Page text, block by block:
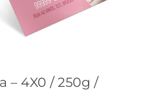
– 4X0 / 250g /